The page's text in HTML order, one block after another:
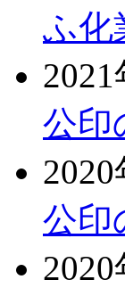
ふ化
公印
公印